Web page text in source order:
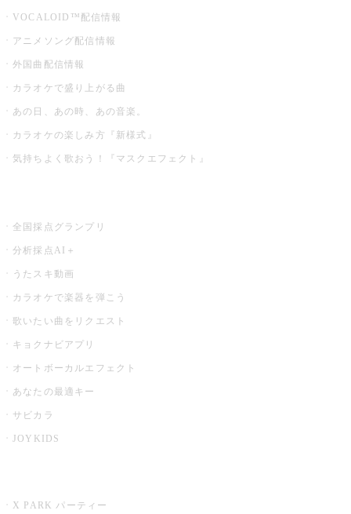
VOCALOID™配信情報
アニメソング配信情報
外国曲配信情報
カラオケで盛り上がる曲
あの日、あの時、あの音楽。
カラオケの楽しみ方『新様式』
気持ちよく歌おう！『マスクエフェクト』
全国採点グランプリ
分析採点AI＋
うたスキ動画
カラオケで楽器を弾こう
歌いたい曲をリクエスト
キョクナビアプリ
オートボーカルエフェクト
あなたの最適キー
サビカラ
JOYKIDS
X PARK パーティー